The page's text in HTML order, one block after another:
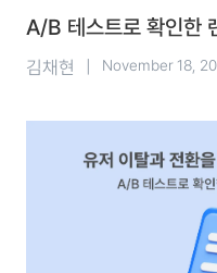
A/B 테스트로 확인한
김채현 November 18,